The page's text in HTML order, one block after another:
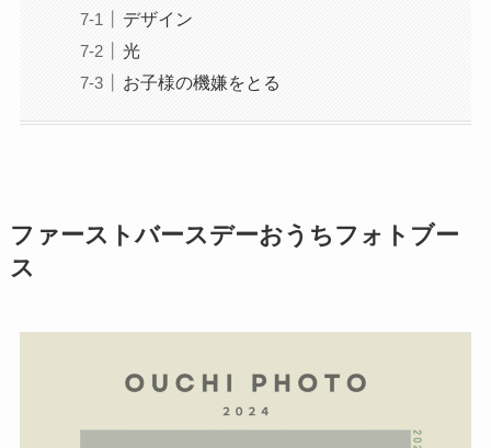
デザイン
光
お子様の機嫌をとる
ファーストバースデーおうちフォトブー
ス